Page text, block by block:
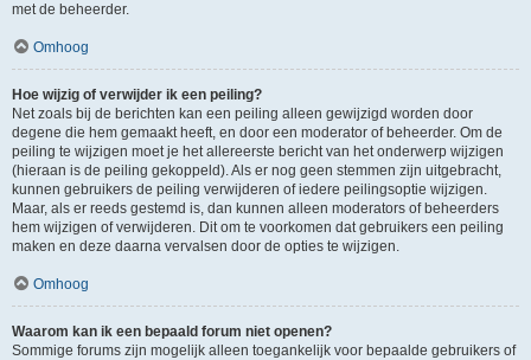
met de beheerder.
Omhoog
Hoe wijzig of verwijder ik een peiling?
Net zoals bij de berichten kan een peiling alleen gewijzigd worden door
degene die hem gemaakt heeft, en door een moderator of beheerder. Om de
peiling te wijzigen moet je het allereerste bericht van het onderwerp wijzigen
(hieraan is de peiling gekoppeld). Als er nog geen stemmen zijn uitgebracht,
kunnen gebruikers de peiling verwijderen of iedere peilingsoptie wijzigen.
Maar, als er reeds gestemd is, dan kunnen alleen moderators of beheerders
hem wijzigen of verwijderen. Dit om te voorkomen dat gebruikers een peiling
maken en deze daarna vervalsen door de opties te wijzigen.
Omhoog
Waarom kan ik een bepaald forum niet openen?
Sommige forums zijn mogelijk alleen toegankelijk voor bepaalde gebruikers of